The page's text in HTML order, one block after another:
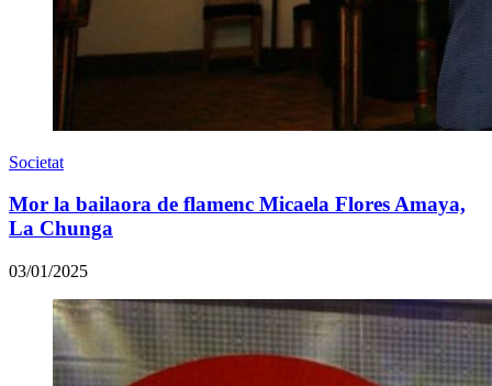
Societat
Mor la bailaora de flamenc Micaela Flores Amaya,
La Chunga
03/01/2025